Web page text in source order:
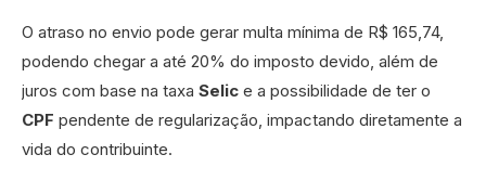
O atraso no envio pode gerar multa mínima de R$ 165,74,
podendo chegar a até 20% do imposto devido, além de
juros com base na taxa Selic e a possibilidade de ter o
CPF pendente de regularização, impactando diretamente a
vida do contribuinte.